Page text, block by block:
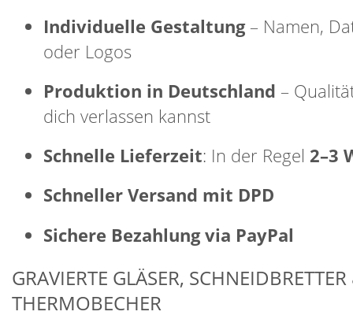
Individuelle Gestaltung– Namen,
oder Logos
Produktion in Deutschland –
dich verlassen kannst
Schnelle Lieferzeit: In der Regel 2–3
Schneller Versand mit DPD
Sichere Bezahlung via PayPal
GRAVIERTE GLÄSER,
THERMOBECHER